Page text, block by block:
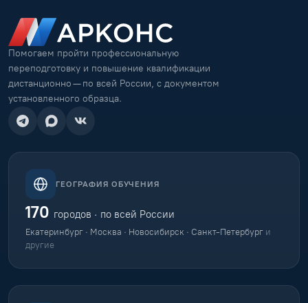
Помогаем пройти профессиональную
переподготовку и повышение квалификации
дистанционно — по всей России, с документом
установленного образца.
ГЕОГРАФИЯ ОБУЧЕНИЯ
170 городов · по всей России
Екатеринбург · Москва · Новосибирск · Санкт-Петербург и
другие